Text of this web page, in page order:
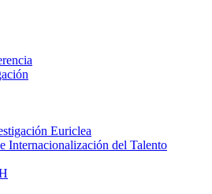
Euriclea
Internacionalización del Talento